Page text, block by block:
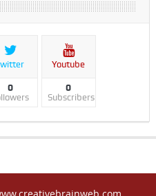
0
Youtube
0
Subscribers